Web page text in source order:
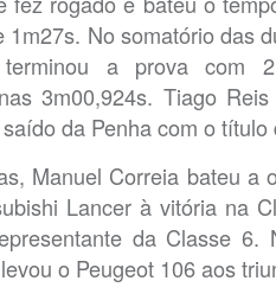
1m27s. No somatório das
a prova com
3m00,924s. Tiago
da Penha com o título
Manuel Correia bateu a
Lancer à vitória na
da Classe 6.
o Peugeot 106 aos